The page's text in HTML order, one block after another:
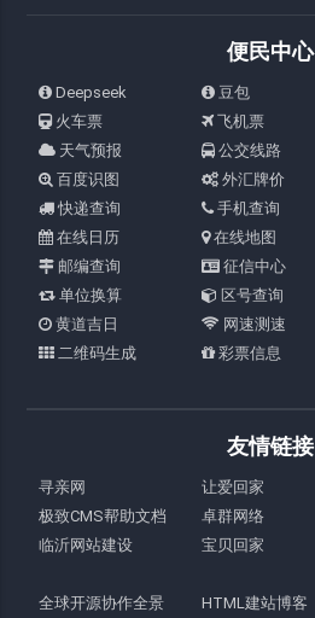
便民中心
Deepseek 豆包
火车票
飞机票
天气预报
公交线路
百度识图
外汇牌价
快递查询
手机查询
在线日历
在线地图
邮编查询
征信中心
单位换算
区号查询
黄道吉日
网速测速
二维码生成
彩票信息
友情链接
寻亲网 让爱回家
极致CMS帮助文档
卓群网络
临沂网站建设
宝贝回家
全球开源协作全景
HTML建站博客